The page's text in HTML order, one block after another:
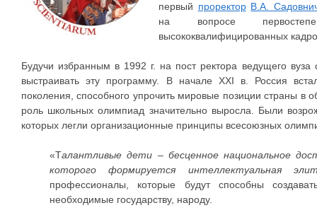
первый проректор В.А.
на вопросе
высококвалифицированных
Будучи избранным в 1992 г. на пост ректора ведущего
выстраивать эту программу. В начале XXI в. Россия
поколения, способного упрочить мировые позиции страны в
роль школьных олимпиад значительно выросла. Были
которых легли организационные принципы всесоюзных
«Талантливые дети – бесценное национальное
которого формируется интеллектуальная
профессионалы, которые будут способны
необходимые государству, народу.